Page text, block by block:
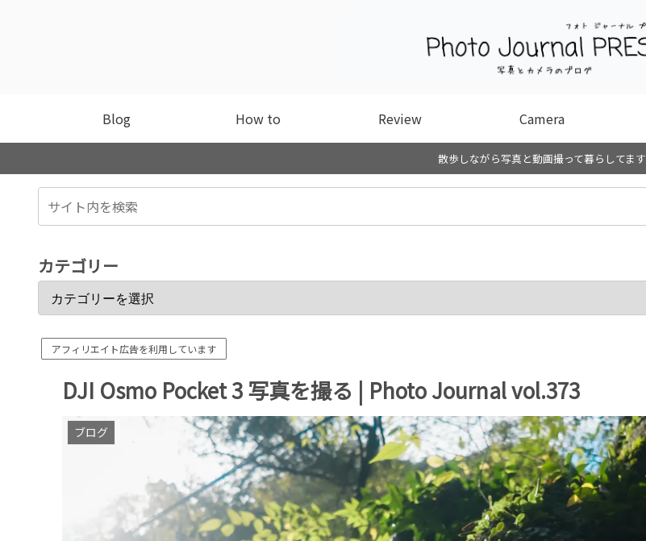
Blog How to Review Camera
散歩しながら写真と動画撮って暮らしてます
カテゴリー
アフィリエイト広告を利用しています
DJI Osmo Pocket 3 写真を撮る | Photo Journal vol.373
ブログ